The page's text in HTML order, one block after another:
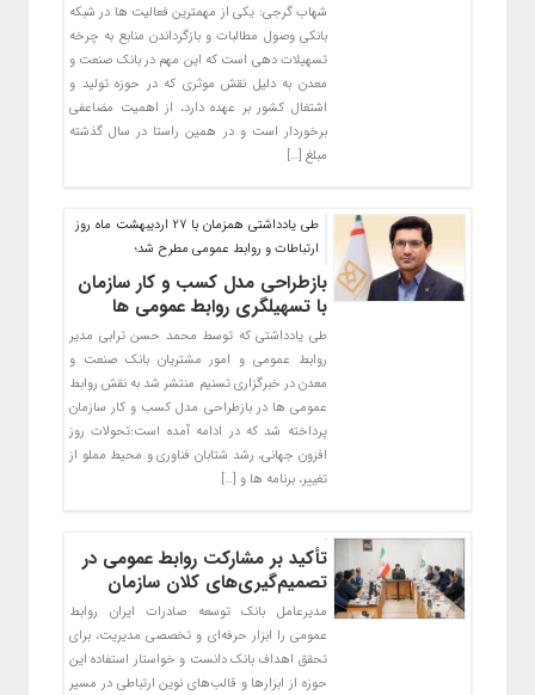
شهاب گرجی: یکی از مهمترین فعالیت ها در شبکه
بانکی وصول مطالبات و بازگرداندن منابع به چرخه
تسهیلات دهی است که این مهم در بانک صنعت و
معدن به دلیل نقش موثری که در حوزه تولید و
اشتغال کشور بر عهده دارد، از اهمیت مضاعفی
برخوردار است و در همین راستا در سال گذشته
مبلغ […]
طی یادداشتی همزمان با 27 اردیبهشت ماه روز
ارتباطات و روابط عمومی مطرح شد؛
بازطراحی مدل کسب و کار سازمان
با تسهیلگری روابط عمومی ها
طی یادداشتی که توسط محمد حسن ترابی مدیر
روابط عمومی و امور مشتریان بانک صنعت و
معدن در خبرگزاری تسنیم منتشر شد به نقش روابط
عمومی ها در بازطراحی مدل کسب و کار سازمان
پرداخته شد که در ادامه آمده است:تحولات روز
افزون جهانی، رشد شتابان فناوری و محیط مملو از
تغییر، برنامه ها و […]
تأکید بر مشارکت روابط عمومی در
تصمیم‌گیری‌های کلان سازمان
مدیرعامل بانک توسعه صادرات ایران روابط
عمومی را ابزار حرفه‌ای و تخصصی مدیریت، برای
تحقق اهداف بانک دانست و خواستار استفاده این
حوزه از ابزار‌ها و قالب‌های نوین ارتباطی در مسیر